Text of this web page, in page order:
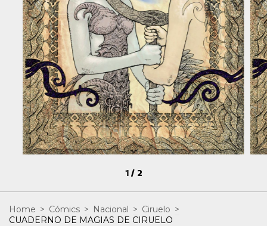
1/ 2
Home > Cómics > Nacional > Ciruelo >
CUADERNO DE MAGIAS DE CIRUELO